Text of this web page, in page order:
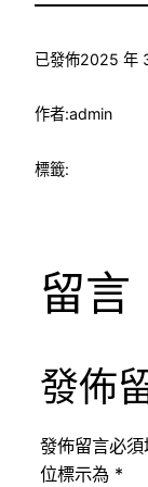
已發佈2025 年
作者:admin
標籤:
留言
發佈
發佈留言必須
位標示為 *